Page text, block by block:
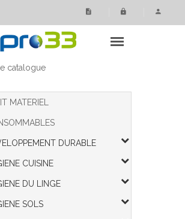
catalogue
MATERIEL
DURABLE
CUISINE
DU LINGE
SOLS
cookies